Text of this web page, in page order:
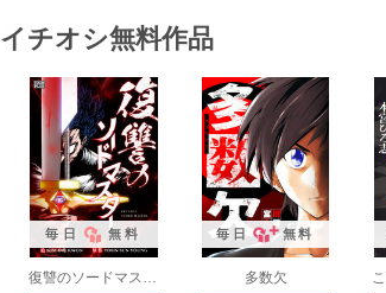
イチオシ無料作品
毎日 無料 毎日 無料
多数欠